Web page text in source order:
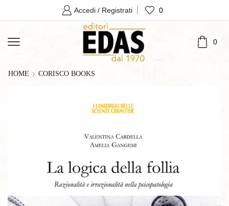
Accedi / Registrati 0
0
HOME CORISCO BOOKS